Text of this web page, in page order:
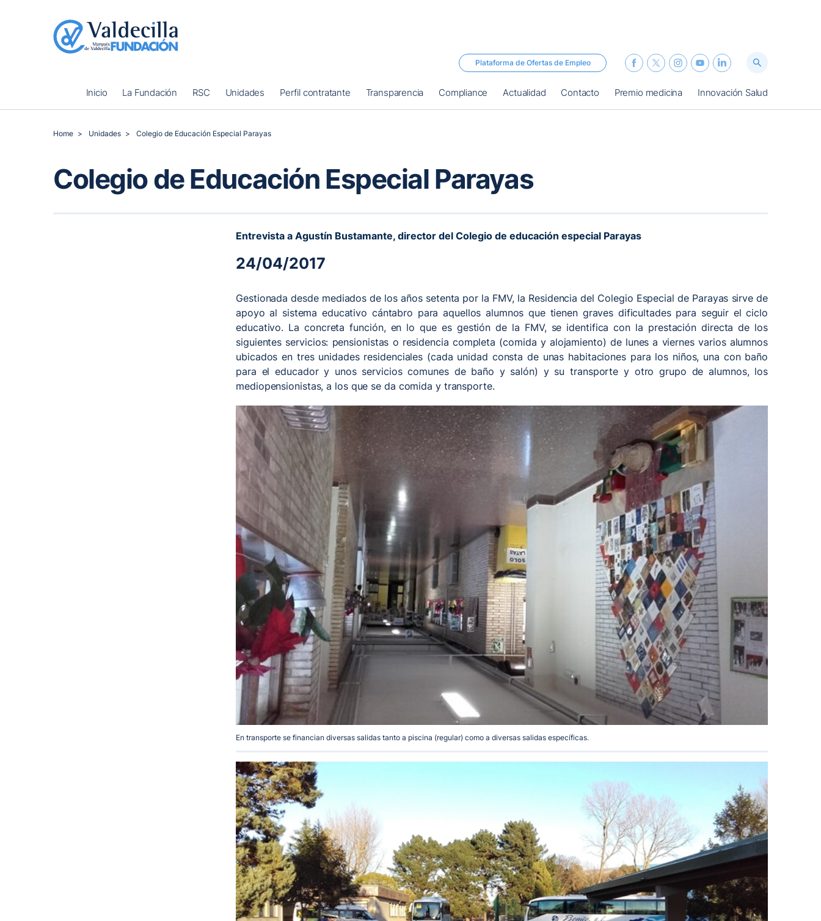
Plataforma de Ofertas de Empleo
Inicio La Fundación RSC Unidades Perfil contratante Transparencia Compliance Actualidad Contacto Premio medicina Innovación Salud
Home Unidades Colegio de Educación Especial Parayas
Colegio de Educación Especial Parayas
Entrevista a Agustín Bustamante, director del Colegio de educación especial Parayas
24/04/2017
Gestionada desde mediados de los años setenta por la FMV, la Residencia del Colegio Especial de Parayas sirve de
apoyo al sistema educativo cántabro para aquellos alumnos que tienen graves dificultades para seguir el ciclo
educativo. La concreta función, en lo que es gestión de la FMV, se identifica con la prestación directa de los
siguientes servicios: pensionistas o residencia completa (comida y alojamiento) de lunes a viernes varios alumnos
ubicados en tres unidades residenciales (cada unidad consta de unas habitaciones para los niños, una con baño
para el educador y unos servicios comunes de baño y salón) y su transporte y otro grupo de alumnos, los
mediopensionistas, a los que se da comida y transporte.
En transporte se financian diversas salidas tanto a piscina (regular) como a diversas salidas específicas.